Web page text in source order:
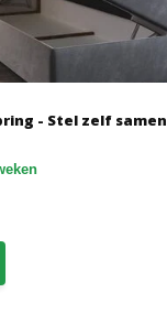
- Stel zelf samen